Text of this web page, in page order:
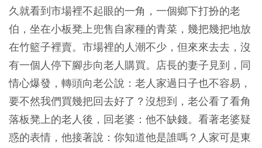
久就看到市場裡不起眼的一角，一個鄉下打扮的老
伯，坐在小板凳上兜售自家種的青菜，幾把幾把地放
在竹籃子裡賣。市場裡的人潮不少，但來來去去，沒
有一個人停下腳步向老人購買。店長的妻子見到，同
情心爆發，轉頭向老公說：老人家過日子也不容易，
要不然我們買幾把回去好了？沒想到，老公看了看角
落板凳上的老人後，回老婆：他不缺錢。看著老婆疑
惑的表情，他接著說：你知道他是誰嗎？人家可是東